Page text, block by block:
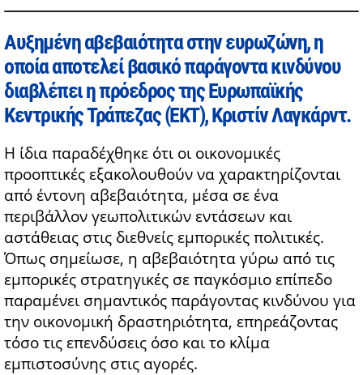
Αυξημένη αβεβαιότητα στην ευρωζώνη, η
οποία αποτελεί βασικό παράγοντα κινδύνου
διαβλέπει η πρόεδρος της Ευρωπαϊκής
Κεντρικής Τράπεζας (ΕΚΤ), Κριστίν Λαγκάρντ.
Η ίδια παραδέχθηκε ότι οι οικονομικές
προοπτικές εξακολουθούν να χαρακτηρίζονται
από έντονη αβεβαιότητα, μέσα σε ένα
περιβάλλον γεωπολιτικών εντάσεων και
αστάθειας στις διεθνείς εμπορικές πολιτικές.
Όπως σημείωσε, η αβεβαιότητα γύρω από τις
εμπορικές στρατηγικές σε παγκόσμιο επίπεδο
παραμένει σημαντικός παράγοντας κινδύνου για
την οικονομική δραστηριότητα, επηρεάζοντας
τόσο τις επενδύσεις όσο και το κλίμα
εμπιστοσύνης στις αγορές.